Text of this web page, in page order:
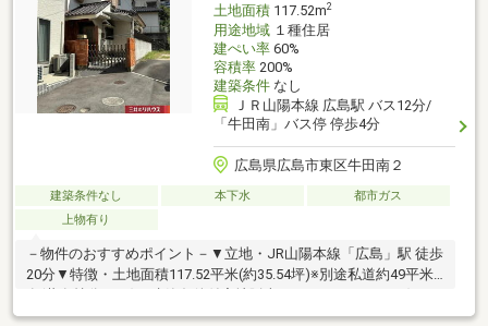
土地面積117.52m2
用途地域１種住居
建ぺい率60%
容積率200%
建築条件なし
ＪＲ山陽本線 広島駅 バス12分/
「牛田南」バス停 停歩4分
広島県広島市東区牛田南２
建築条件なし 本下水
都市ガス
上物有り
－物件のおすすめポイント－▼立地・JR山陽本線「広島」駅 徒歩
20分▼特徴・土地面積117.52平米(約35.54坪)※別途私道約49平米
有(共有持分1／4)・建築条件付宅地販売ではありません・お好き
なハウスメーカー・工務店を選んで建築可能・都市ガスに対応▼